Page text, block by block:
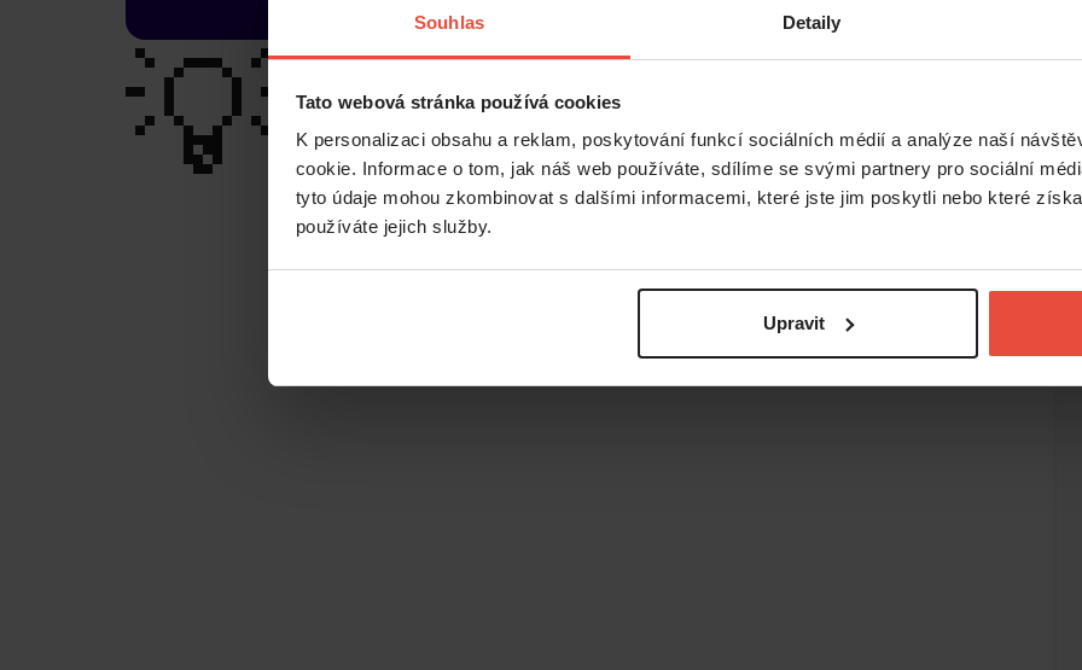
Souhlas Detaily
Tato webová stránka používá cookies
K personalizaci obsahu a reklam, poskytování funkcí sociálních médií a analýze naší
cookie. Informace o tom, jak náš web používáte, sdílíme se svými partnery pro sociální
tyto údaje mohou zkombinovat s dalšími informacemi, které jste jim poskytli nebo které
používáte jejich služby.
Upravit
💡